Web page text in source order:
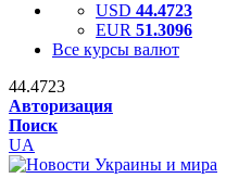
USD 44.4723
EUR 51.3096
Все курсы валют
44.4723
Авторизация
Поиск
UA